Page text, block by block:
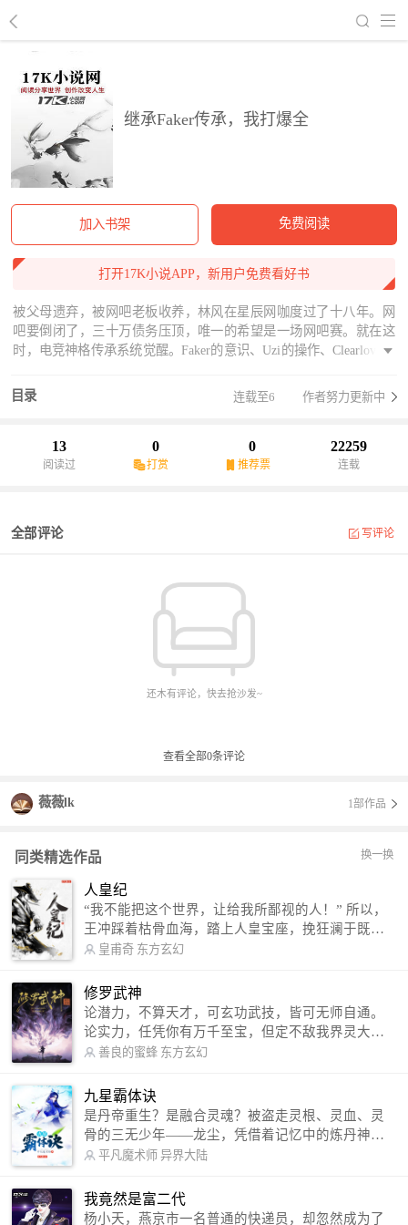
继承Faker传承，我打爆全
加入书架 免费阅读
打开17K小说APP，新用户免费看好书
被父母遗弃，被网吧老板收养，林风在星辰网咖度过了十八年。网
吧要倒闭了，三十万债务压顶，唯一的希望是一场网吧赛。就在这
时，电竞神格传承系统觉醒。Faker的意识、Uzi的操作、Clearlove的
年到电竞之神。"这条路很难，但只要不放弃，每一个追梦的人，都
目录 连载至6 作者努力更新中
13
阅读过
0
打赏
0
推荐票
22259
连载
全部评论 写评论
还木有评论，快去抢沙发~
查看全部0条评论
薇薇lk 1部作品
同类精选作品 换一换
人皇纪
“我不能把这个世界，让给我所鄙视的人！” 所以，
王冲踩着枯骨血海，踏上人皇宝座，挽狂澜于既
倒，扶大厦之将倾，成就了一段无上的传说！ 微信
微博：皇甫奇（地址：http://weibo.com/u/25284575
87） QQ交流群：320238210【普通群】 574501330
【VIP订阅群】 欢迎大家关注。
皇甫奇 东方玄幻
修罗武神
论潜力，不算天才，可玄功武技，皆可无师自通。
论实力，任凭你有万千至宝，但定不敌我界灵大
军。 我是谁？天下众生视我为修罗，却不知，我以
信公众号：善良的蜜蜂后援会）
善良的蜜蜂 东方玄幻
九星霸体诀
是丹帝重生？是融合灵魂？被盗走灵根、灵血、灵
骨的三无少年——龙尘，凭借着记忆中的炼丹神
术，修行神秘功法九星霸体诀，拨开重重迷雾，解
勾搭各色美女，镇压恶鬼邪神。 江湖传闻：龙
尘一到，地吼天啸。龙尘一出，鬼泣神哭。 本
平凡魔术师 异界大陆
我竟然是富二代
杨小天，燕京市一名普通的快递员，却忽然成为了